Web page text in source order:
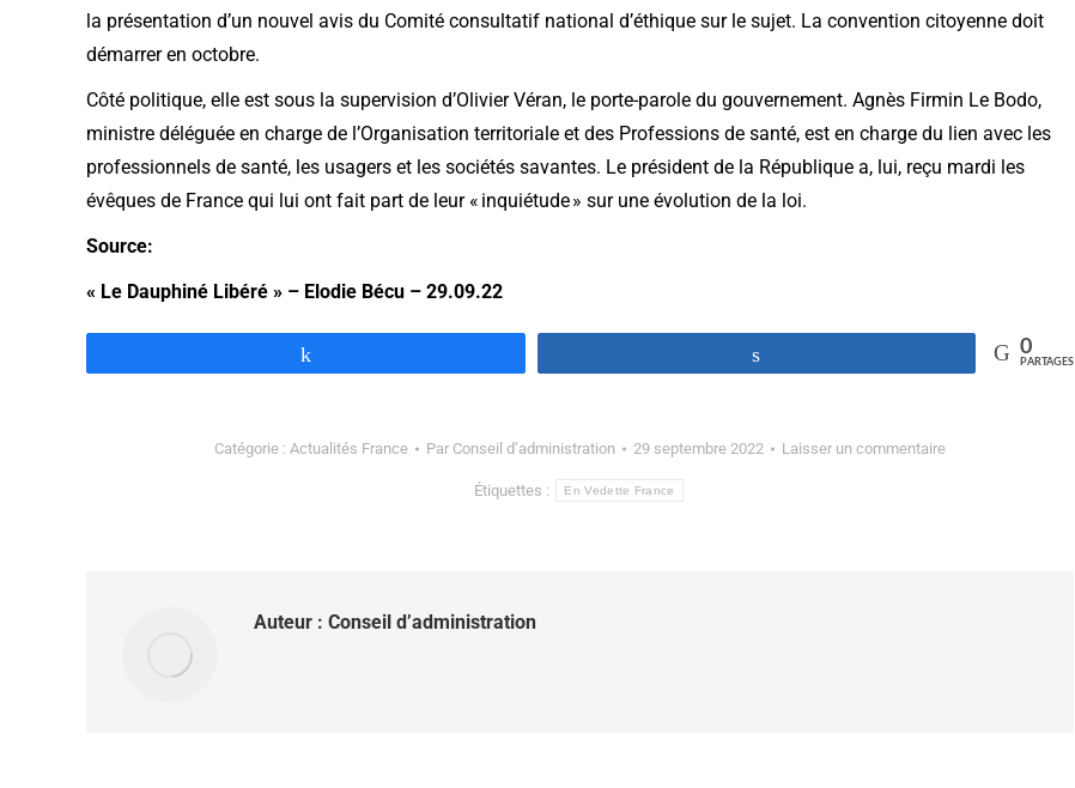
la présentation d’un nouvel avis du Comité consultatif national d’éthique sur le sujet. La convention citoyenne doit
démarrer en octobre.
Côté politique, elle est sous la supervision d’Olivier Véran, le porte-parole du gouvernement. Agnès Firmin Le Bodo,
ministre déléguée en charge de l’Organisation territoriale et des Professions de santé, est en charge du lien avec les
professionnels de santé, les usagers et les sociétés savantes. Le président de la République a, lui, reçu mardi les
évêques de France qui lui ont fait part de leur « inquiétude » sur une évolution de la loi.
Source:
« Le Dauphiné Libéré » – Elodie Bécu – 29.09.22
0
PARTAGES
Catégorie : Actualités France Par Conseil d’administration 29 septembre 2022 Laisser un commentaire
Étiquettes : En Vedette France
Auteur : Conseil d’administration